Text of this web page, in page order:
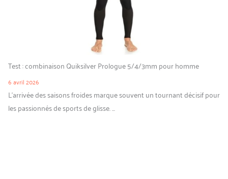
Test : combinaison Quiksilver Prologue 5/4/3mm pour homme
6 avril 2026
L’arrivée des saisons froides marque souvent un tournant décisif pour
les passionnés de sports de glisse. ...